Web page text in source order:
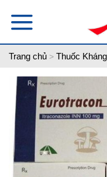
Trang chủ > Thuốc